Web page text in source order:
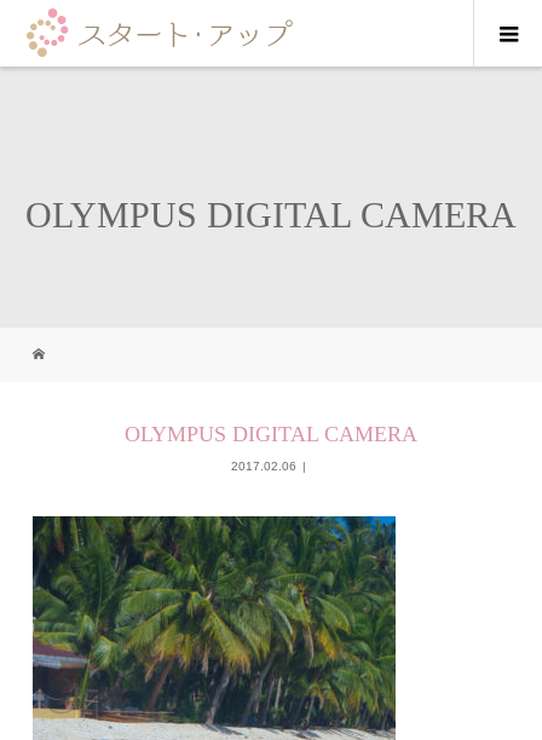
OLYMPUS DIGITAL CAMERA
OLYMPUS DIGITAL CAMERA
2017.02.06